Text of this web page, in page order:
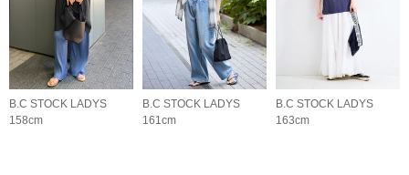
B.C STOCK LADYS
158cm
B.C STOCK LADYS
161cm
B.C STOCK LADYS
163cm